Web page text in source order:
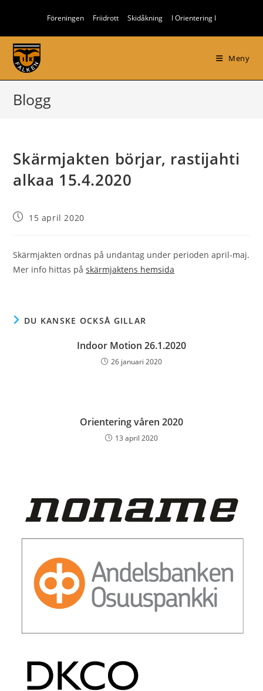
innehållet
Föreningen Friidrott Skidåkning I Orientering I
Meny
Blogg
Skärmjakten börjar, rastijahti
alkaa 15.4.2020
Inlägget15 april 2020
Skärmjakten ordnas på undantag under perioden april-maj.
Mer info hittas påskärmjaktens hemsida
DU KANSKE OCKSÅ GILLAR
Indoor Motion 26.1.2020
26 januari 2020
Orientering våren 2020
13 april 2020